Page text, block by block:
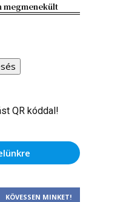
megmenekült
QR kóddal!
KÖVESSEN MINKET!